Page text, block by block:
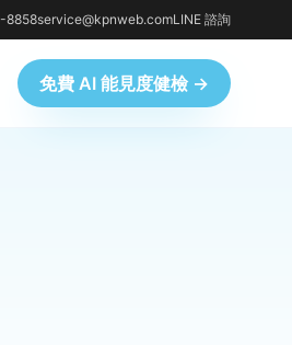
8858service@kpnweb.comLINE 諮詢
免費 AI 能見度健檢 →